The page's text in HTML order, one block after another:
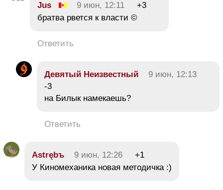
Jus 9 июн, 12:11
+3
братва рвется к власти ©
Ответить
Девятый Неизвестный
9 июн, 12:13
-3
на Билык намекаешь?
Ответить
Astrębъ 9 июн, 12:26
+1
У Киномеханика новая методичка :)